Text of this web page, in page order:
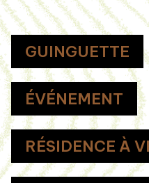
GUINGUETTE
ÉVÉNEMENT
RÉSIDENCE À